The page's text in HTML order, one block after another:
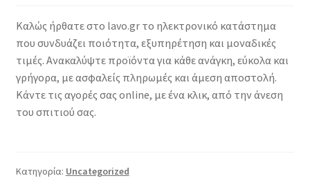
Καλώς ήρθατε στο lavo.gr το ηλεκτρονικό κατάστημα
που συνδυάζει ποιότητα, εξυπηρέτηση και μοναδικές
τιμές. Ανακαλύψτε προϊόντα για κάθε ανάγκη, εύκολα και
γρήγορα, με ασφαλείς πληρωμές και άμεση αποστολή.
Κάντε τις αγορές σας online, με ένα κλικ, από την άνεση
του σπιτιού σας.
Κατηγορία: Uncategorized